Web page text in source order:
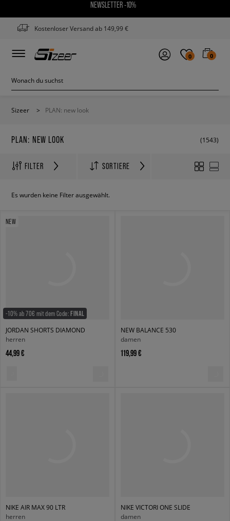
NEWSLETTER -10%
Kostenloser Versand ab 149,99 €
0 0
Sizeer > PLAN: new look
PLAN: NEW LOOK (1543)
FILTER SORTIERE
Es wurden keine Filter ausgewählt.
NEW
-10% ab 70€ mit dem Code:FINAL
JORDAN SHORTS DIAMOND
herren
44,99 €
NEW BALANCE 530
damen
119,99 €
NIKE AIR MAX 90 LTR
herren
NIKE VICTORI ONE SLIDE
damen